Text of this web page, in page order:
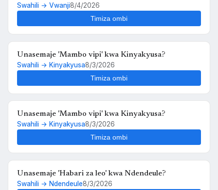
Swahili → Vwanji8/4/2026
Timiza ombi
Unasemaje 'Mambo vipi' kwa Kinyakyusa?
Swahili → Kinyakyusa8/3/2026
Timiza ombi
Unasemaje 'Mambo vipi' kwa Kinyakyusa?
Swahili → Kinyakyusa8/3/2026
Timiza ombi
Unasemaje 'Habari za leo' kwa Ndendeule?
Swahili → Ndendeule8/3/2026